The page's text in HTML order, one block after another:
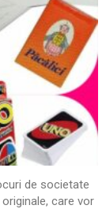
de societate
care vor